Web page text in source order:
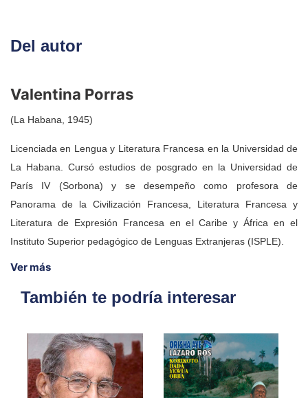
desbordado los límites de la creencia
rasgos distintivos a otras esferas de la vida
Del autor
Valentina Porras
(La Habana, 1945)
Licenciada en Lengua y Literatura Francesa en la Universidad de
La Habana. Cursó estudios de posgrado en la Universidad de
París IV (Sorbona) y se desempeño como profesora de
Panorama de la Civilización Francesa, Literatura Francesa y
Literatura de Expresión Francesa en el Caribe y África en el
Instituto Superior pedagógico de Lenguas Extranjeras (ISPLE).
Ver más
También te podría interesar